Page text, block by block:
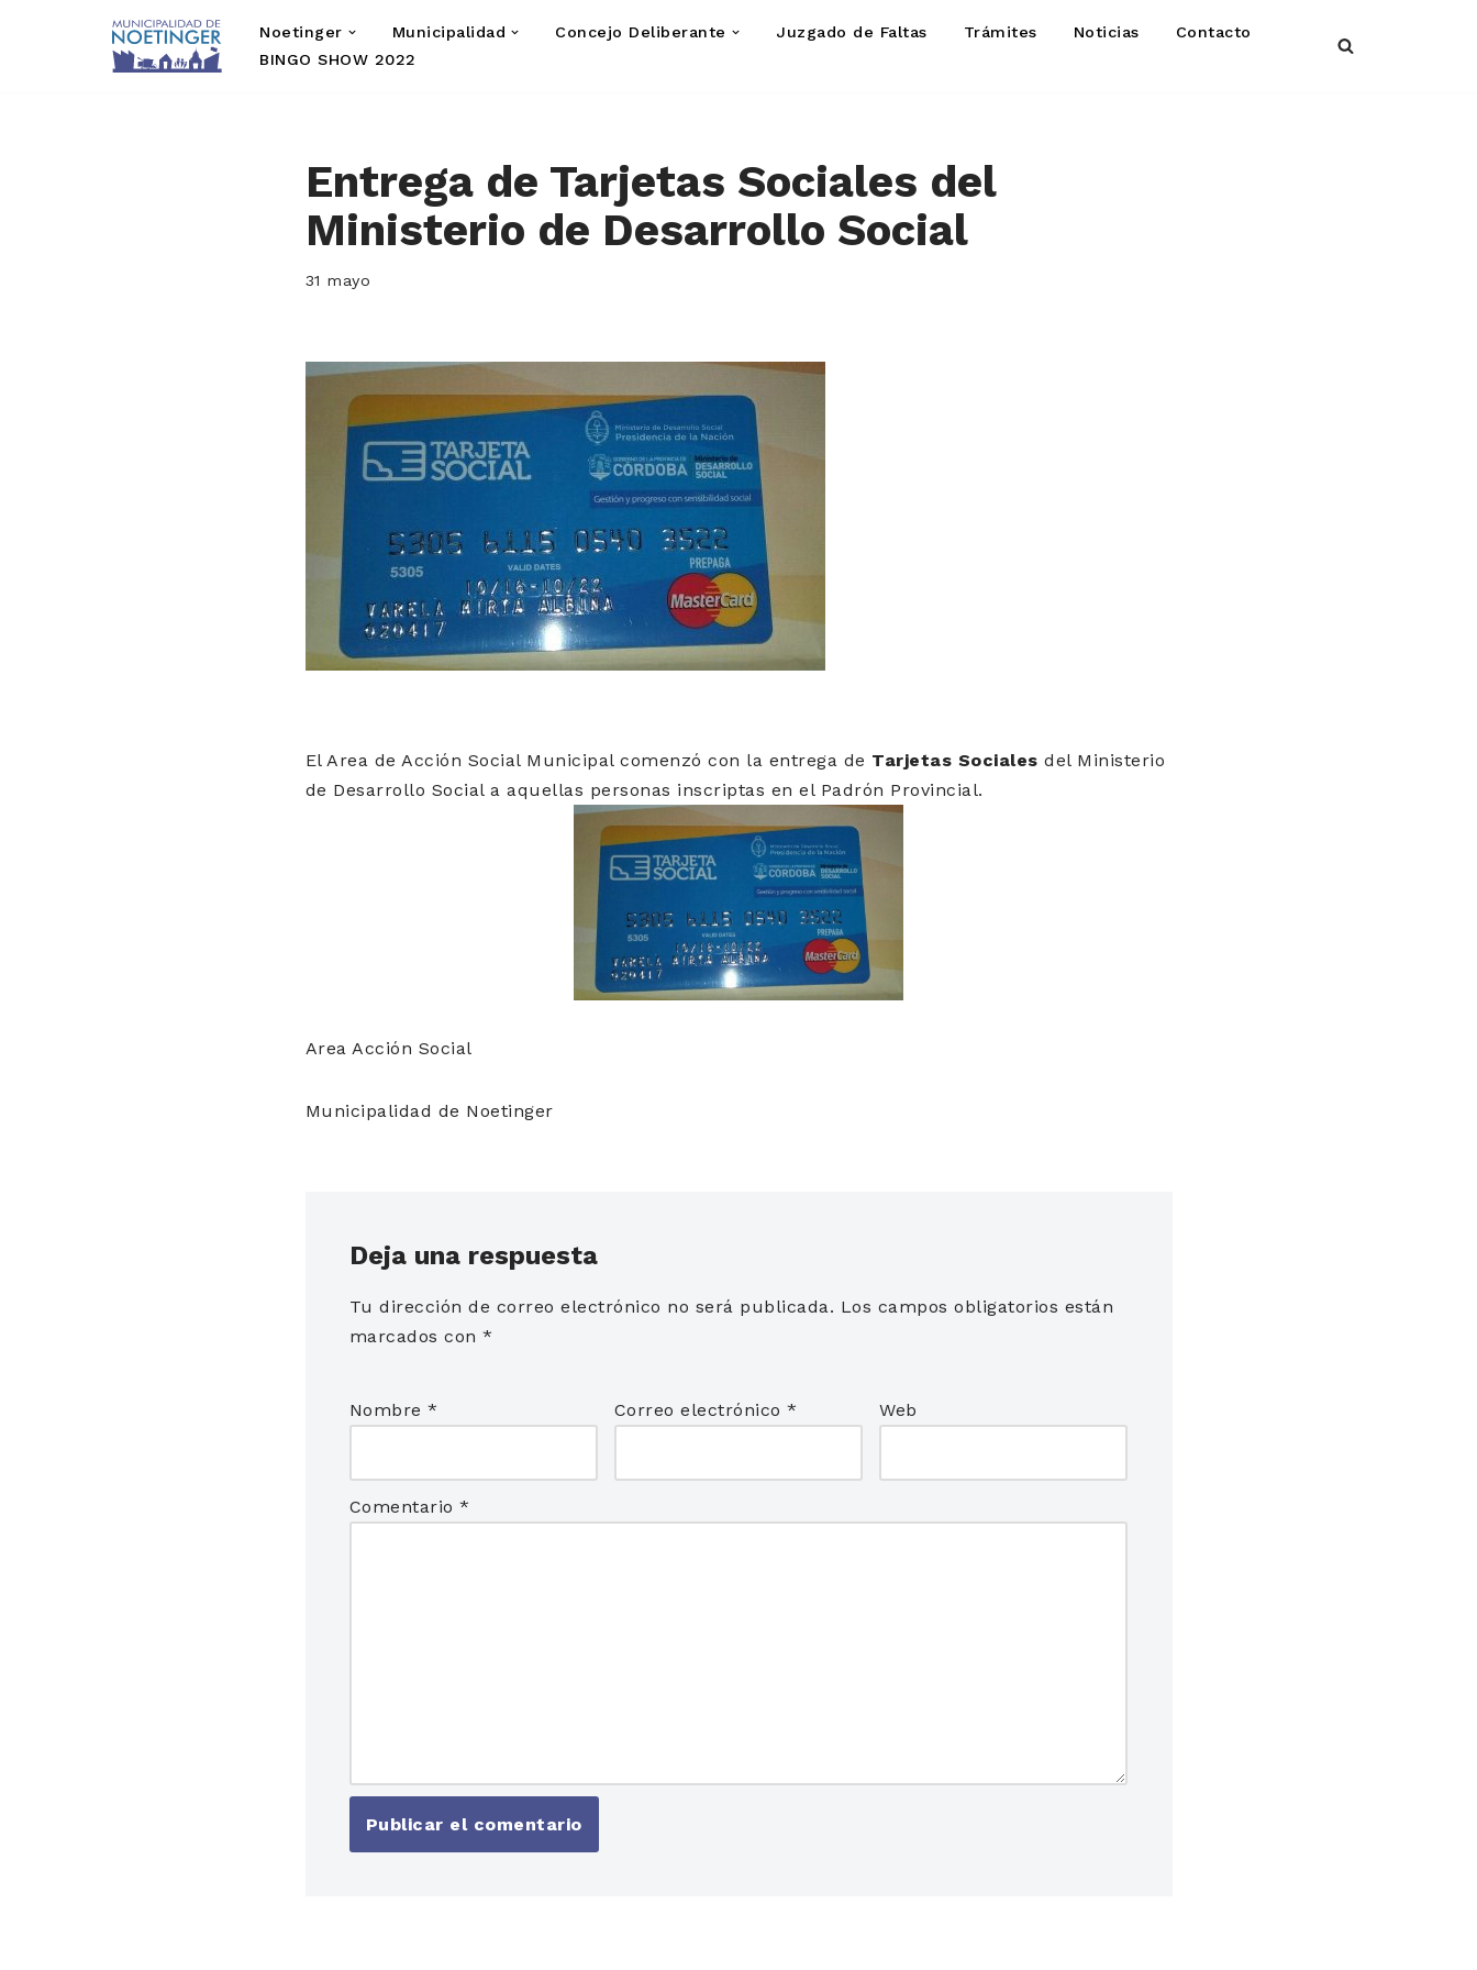
Noetinger Municipalidad Concejo Deliberante Juzgado de Faltas Trámites Noticias
Contacto
BINGO SHOW 2022
Entrega de Tarjetas Sociales del
Ministerio de Desarrollo Social
31 mayo
El Area de Acción Social Municipal comenzó con la entrega de Tarjetas Sociales del Ministerio
de Desarrollo Social a aquellas personas inscriptas en el Padrón Provincial.
Area Acción Social
Municipalidad de Noetinger
Deja una respuesta
Tu dirección de correo electrónico no será publicada. Los campos obligatorios están
marcados con *
Nombre * Correo electrónico* Web
Comentario *